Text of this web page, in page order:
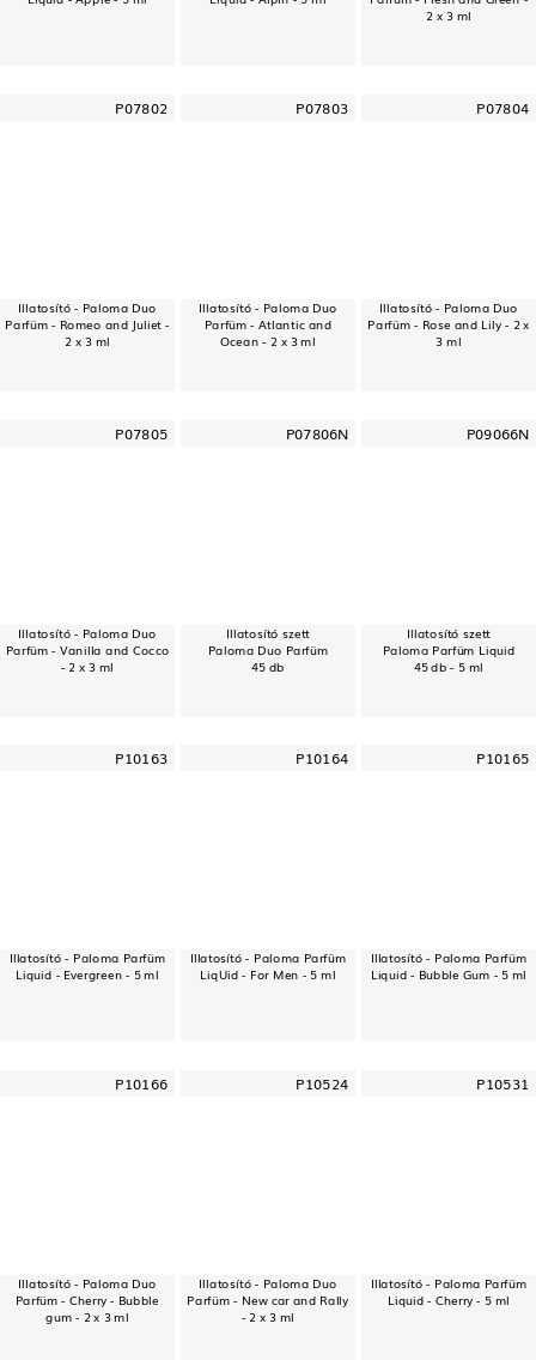
2 x 3 ml
P07802
Illatosító - Paloma Duo
Parfüm - Romeo and Juliet -
2 x 3 ml
P07803
Illatosító - Paloma Duo
Parfüm - Atlantic and
Ocean - 2 x 3 ml
P07804
Illatosító - Paloma Duo
Parfüm - Rose and Lily - 2 x
3 ml
P07805
Illatosító - Paloma Duo
Parfüm - Vanilla and Cocco
- 2 x 3 ml
P07806N
Illatosító szett
Paloma Duo Parfüm
45 db
P09066N
Illatosító szett
Paloma Parfüm Liquid
45 db - 5 ml
P10163
Illatosító - Paloma Parfüm
Liquid - Evergreen - 5 ml
P10164
Illatosító - Paloma Parfüm
LiqUid - For Men - 5 ml
P10165
Illatosító - Paloma Parfüm
Liquid - Bubble Gum - 5 ml
P10166
Illatosító - Paloma Duo
Parfüm - Cherry - Bubble
gum - 2 x 3 ml
P10524
Illatosító - Paloma Duo
Parfüm - New car and Rally
- 2 x 3 ml
P10531
Illatosító - Paloma Parfüm
Liquid - Cherry - 5 ml